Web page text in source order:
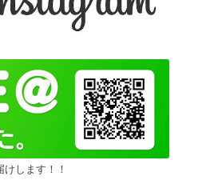
します！！